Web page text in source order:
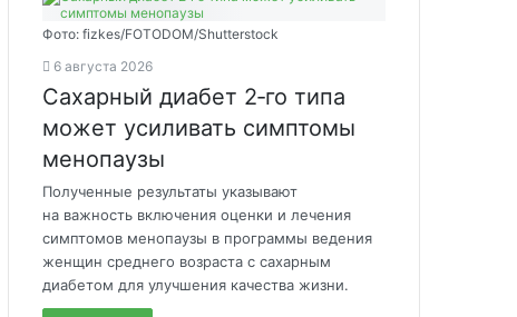
Фото: fizkes/FOTODOM/Shutterstock
6 августа 2026
Сахарный диабет 2‑го типа
может усиливать симптомы
менопаузы
Полученные результаты указывают
на важность включения оценки и лечения
симптомов менопаузы в программы ведения
женщин среднего возраста с сахарным
диабетом для улучшения качества жизни.